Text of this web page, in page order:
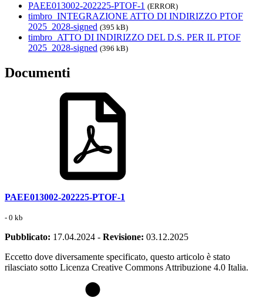
PAEE013002-202225-PTOF-1 (ERROR)
timbro_INTEGRAZIONE ATTO DI INDIRIZZO PTOF
2025_2028-signed (395 kB)
timbro_ATTO DI INDIRIZZO DEL D.S. PER IL PTOF
2025_2028-signed (396 kB)
Documenti
PAEE013002-202225-PTOF-1
- 0 kb
Pubblicato: 17.04.2024 - Revisione: 03.12.2025
Eccetto dove diversamente specificato, questo articolo è stato
rilasciato sotto Licenza Creative Commons Attribuzione 4.0 Italia.